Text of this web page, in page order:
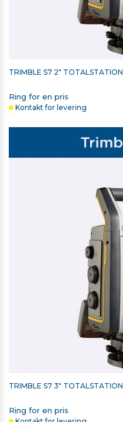
TRIMBLE S7 2" TOTALSTATION
Ring for en pris
Kontakt for levering
TRIMBLE S7 3" TOTALSTATION
Ring for en pris